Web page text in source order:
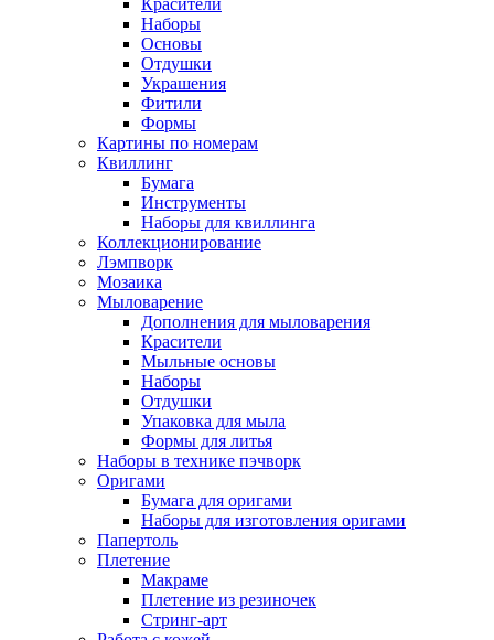
Красители
Наборы
Основы
Отдушки
Украшения
Фитили
Формы
Картины по номерам
Квиллинг
Бумага
Инструменты
Наборы для квиллинга
Коллекционирование
Лэмпворк
Мозаика
Мыловарение
Дополнения для мыловарения
Красители
Мыльные основы
Наборы
Отдушки
Упаковка для мыла
Формы для литья
Наборы в технике пэчворк
Оригами
Бумага для оригами
Наборы для изготовления оригами
Папертоль
Плетение
Макраме
Плетение из резиночек
Стринг-арт